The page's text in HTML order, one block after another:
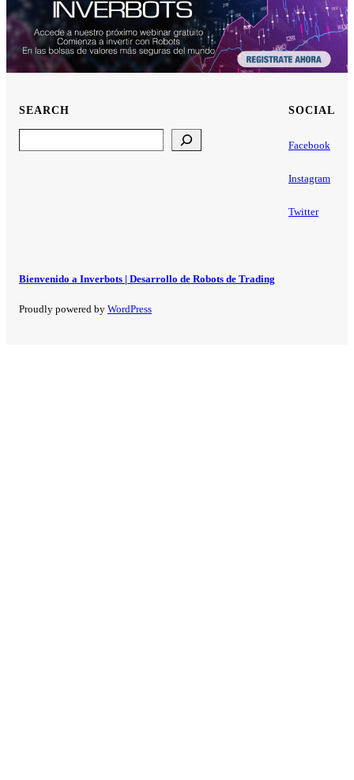
SEARCH SOCIAL
Facebook
Instagram
Twitter
Bienvenido a Inverbots | Desarrollo de Robots de Trading
Proudly powered by WordPress